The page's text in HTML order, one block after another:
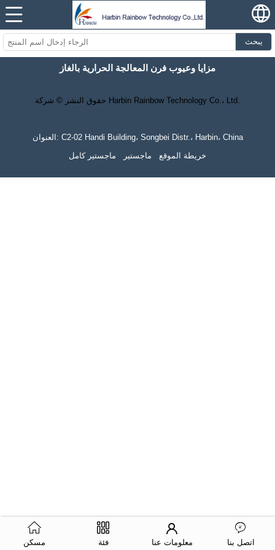
يبحث
مزايا وعيوب فرن المعالجة الحرارية بالغاز
حقوق النشر © شركة Harbin Rainbow Technology Co.، Ltd.
العنوان: C2-02 Handi Building، Songbei Distr.، Harbin، China
خريطة الموقع
ماجستير ماجستير كامل
مسكن فئة معلومات عنا اتصل بنا